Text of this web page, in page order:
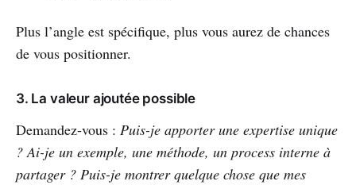
Plus l’angle est spécifique, plus vous aurez de chances
de vous positionner.
3. La valeur ajoutée possible
Demandez-vous : Puis-je apporter une expertise unique
? Ai-je un exemple, une méthode, un process interne à
partager ? Puis-je montrer quelque chose que mes